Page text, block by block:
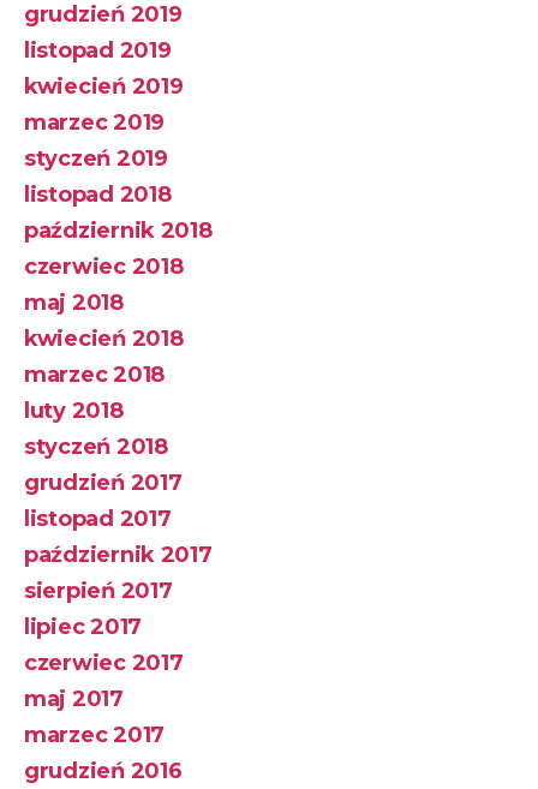
grudzień 2019
listopad 2019
kwiecień 2019
marzec 2019
styczeń 2019
listopad 2018
październik 2018
czerwiec 2018
maj 2018
kwiecień 2018
marzec 2018
luty 2018
styczeń 2018
grudzień 2017
listopad 2017
październik 2017
sierpień 2017
lipiec 2017
czerwiec 2017
maj 2017
marzec 2017
grudzień 2016